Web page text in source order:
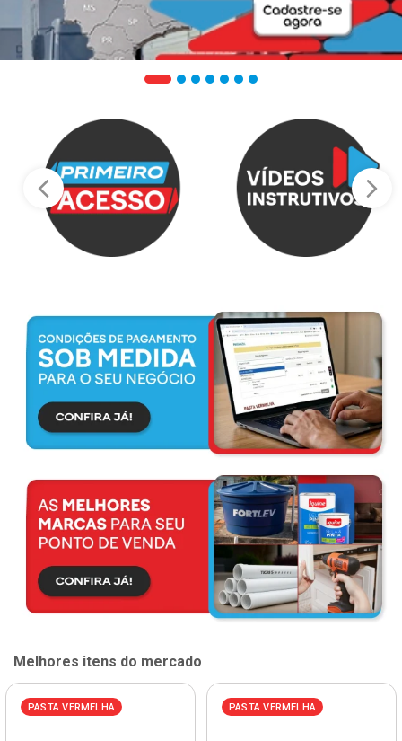
Melhores itens do mercado
PASTA VERMELHA PASTA VERMELHA